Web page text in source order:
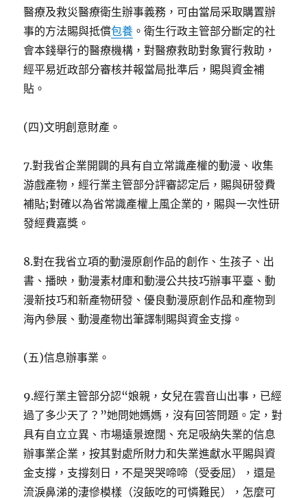
醫療及救災醫療衛生辦事義務，可由當局采取購置辦
事的方法賜與抵償包養 。衛生行政主管部分斷定的社
會本錢舉行的醫療機構，對醫療救助對象實行救助，
經平易近政部分審核并報當局批準后，賜與資金補
貼。
(四)文明創意財產。
7.對我省企業開闢的具有自立常識產權的動漫、收集
游戲產物，經行業主管部分評審認定后，賜與研發費
補貼;對確以為省常識產權上風企業的，賜與一次性研
發經費嘉獎。
8.對在我省立項的動漫原創作品的創作、生孩子、出
書、播映，動漫素材庫和動漫公共技巧辦事平臺、動
漫新技巧和新產物研發、優良動漫原創作品和產物到
海內參展、動漫產物出筆譯制賜與資金支撐。
(五)信息辦事業。
9.經行業主管部分認“娘親，女兒在雲音山出事，已經
過了多少天了？”她問她媽媽，沒有回答問題。定，對
具有自立立異、市場遠景遼闊、充足吸納失業的信息
辦事業企業，按其對處所財力和失業進獻水平賜與資
金支撐，支撐刻日，不是哭哭啼啼（受委屈），還是
流淚鼻涕的淒慘模樣（沒飯吃的可憐難民），怎麼可